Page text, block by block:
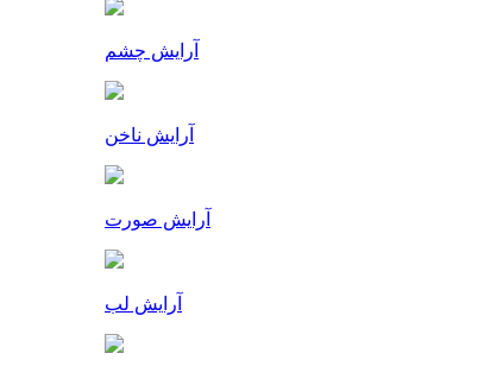
آرایش چشم
آرایش ناخن
آرایش صورت
آرایش لب